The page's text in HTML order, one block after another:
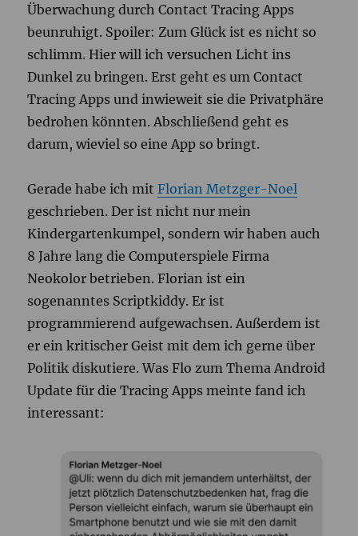
Überwachung durch Contact Tracing Apps
beunruhigt. Spoiler: Zum Glück ist es nicht so
schlimm. Hier will ich versuchen Licht ins
Dunkel zu bringen. Erst geht es um Contact
Tracing Apps und inwieweit sie die Privatphäre
bedrohen könnten. Abschließend geht es
darum, wieviel so eine App so bringt.
Gerade habe ich mitFlorian Metzger-Noel
geschrieben. Der ist nicht nur mein
Kindergartenkumpel, sondern wir haben auch
8 Jahre lang die Computerspiele Firma
Neokolor betrieben. Florian ist ein
sogenanntes Scriptkiddy. Er ist
programmierend aufgewachsen. Außerdem ist
er ein kritischer Geist mit dem ich gerne über
Politik diskutiere. Was Flo zum Thema Android
Update für die Tracing Apps meinte fand ich
interessant: